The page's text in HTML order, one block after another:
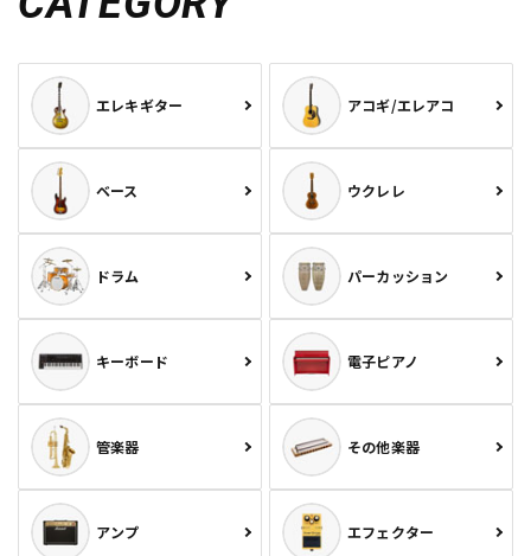
エレキギター アコギ/エレアコ
ベース ウクレレ
ドラム パーカッション
キーボード 電子ピアノ
管楽器 その他楽器
アンプ エフェクター